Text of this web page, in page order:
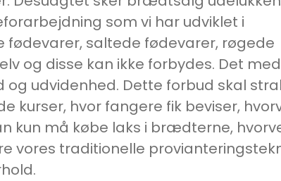
som vi har udviklet i
saltede fødevarer, røgede
og disse kan ikke forbydes. Det
udvidenhed. Dette forbud skal
hvor fangere fik beviser,
kun må købe laks i brædterne,
vores traditionelle